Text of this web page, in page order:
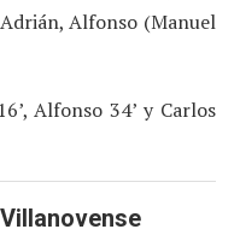
Alfonso (Manuel
Alfonso 34’ y Carlos